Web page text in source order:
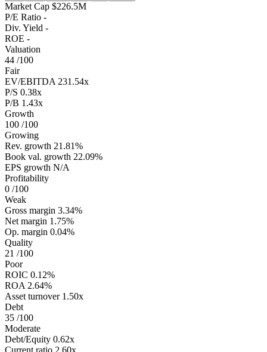
Market Cap $226.5M
P/E Ratio -
Div. Yield -
ROE -
Valuation
44 /100
Fair
EV/EBITDA 231.54x
P/S 0.38x
P/B 1.43x
Growth
100 /100
Growing
Rev. growth 21.81%
Book val. growth 22.09%
EPS growth N/A
Profitability
0 /100
Weak
Gross margin 3.34%
Net margin 1.75%
Op. margin 0.04%
Quality
21 /100
Poor
ROIC 0.12%
ROA 2.64%
Asset turnover 1.50x
Debt
35 /100
Moderate
Debt/Equity 0.62x
Current ratio 2.60x